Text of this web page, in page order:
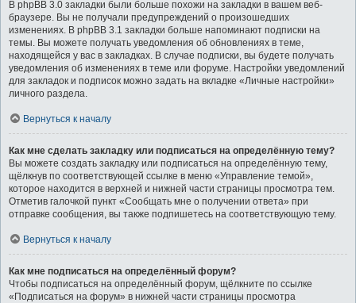
В phpBB 3.0 закладки были больше похожи на закладки в вашем веб-
браузере. Вы не получали предупреждений о произошедших
изменениях. В phpBB 3.1 закладки больше напоминают подписки на
темы. Вы можете получать уведомления об обновлениях в теме,
находящейся у вас в закладках. В случае подписки, вы будете получать
уведомления об изменениях в теме или форуме. Настройки уведомлений
для закладок и подписок можно задать на вкладке «Личные настройки»
личного раздела.
Вернуться к началу
Как мне сделать закладку или подписаться на определённую тему?
Вы можете создать закладку или подписаться на определённую тему,
щёлкнув по соответствующей ссылке в меню «Управление темой»,
которое находится в верхней и нижней части страницы просмотра тем.
Отметив галочкой пункт «Сообщать мне о получении ответа» при
отправке сообщения, вы также подпишетесь на соответствующую тему.
Вернуться к началу
Как мне подписаться на определённый форум?
Чтобы подписаться на определённый форум, щёлкните по ссылке
«Подписаться на форум» в нижней части страницы просмотра